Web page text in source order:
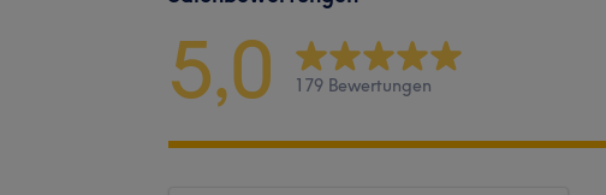
5,0 179 Bewertungen